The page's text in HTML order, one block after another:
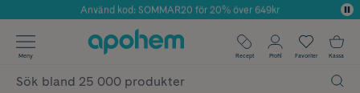
Årets Butik 2025 inom Skönhet
Använd kod: SOMMAR20 för 20% över 649kr
✓ Fri frakt
✓ Poäng på alla köp*
Meny Recept Profil Favoriter Kassa